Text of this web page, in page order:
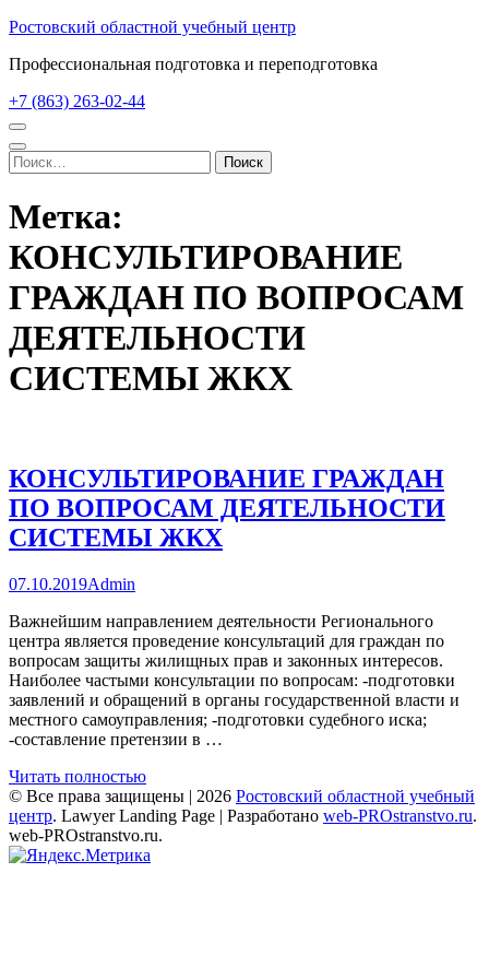
Перейти
содержимому
Enter)
Ростовский областной учебный центр
Профессиональная подготовка и переподготовка
+7 (863) 263-02-44
Найти:
Метка:
КОНСУЛЬТИРОВАНИЕ
ГРАЖДАН ПО ВОПРОСАМ
ДЕЯТЕЛЬНОСТИ
СИСТЕМЫ ЖКХ
КОНСУЛЬТИРОВАНИЕ ГРАЖДАН
ПО ВОПРОСАМ ДЕЯТЕЛЬНОСТИ
СИСТЕМЫ ЖКХ
07.10.2019Admin
Важнейшим направлением деятельности Регионального
центра является проведение консультаций для граждан по
вопросам защиты жилищных прав и законных интересов.
Наиболее частыми консультации по вопросам: -подготовки
заявлений и обращений в органы государственной власти и
местного самоуправления; -подготовки судебного иска;
-составление претензии в …
Читать полностью
© Все права защищены | 2026 Ростовский областной учебный
центр. Lawyer Landing Page | Разработано web-PROstranstvo.ru.
web-PROstranstvo.ru.